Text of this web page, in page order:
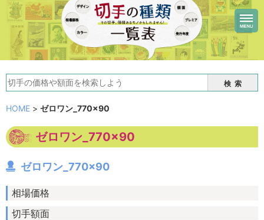
検索
HOME > ゼロワン_770×90
ゼロワン_770×90
ゼロワン_770×90
相場価格
切手額面